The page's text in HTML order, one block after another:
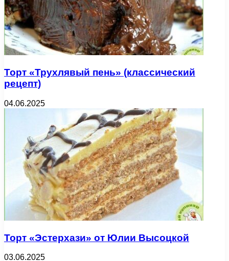
Торт «Трухлявый пень» (классический
рецепт)
04.06.2025
Торт «Эстерхази» от Юлии Высоцкой
03.06.2025